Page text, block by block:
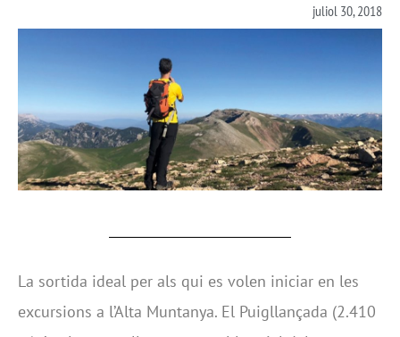
juliol 30, 2018
La sortida ideal per als qui es volen iniciar en les
excursions a l’Alta Muntanya. El Puigllançada (2.410